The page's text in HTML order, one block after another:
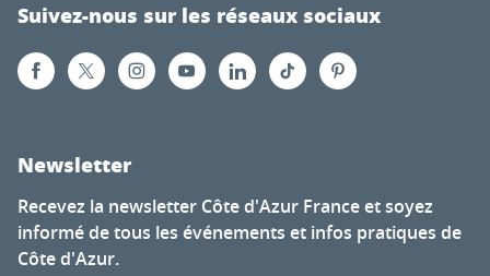
Suivez-nous sur les réseaux sociaux
Newsletter
Recevez la newsletter Côte d'Azur France et soyez
informé de tous les événements et infos pratiques de
Côte d'Azur.